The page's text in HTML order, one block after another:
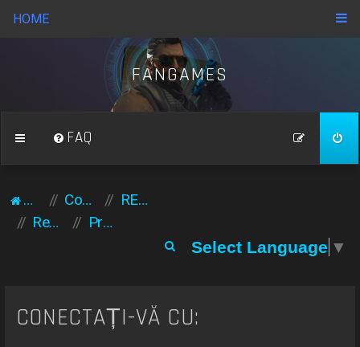
HOME
FANGAMES
FAQ
Acasă Comunitate
REGULAMENT GENERAL
Regulament forum
Propuneri
Select Language ▼
t
CONECTAȚI-VĂ CU: